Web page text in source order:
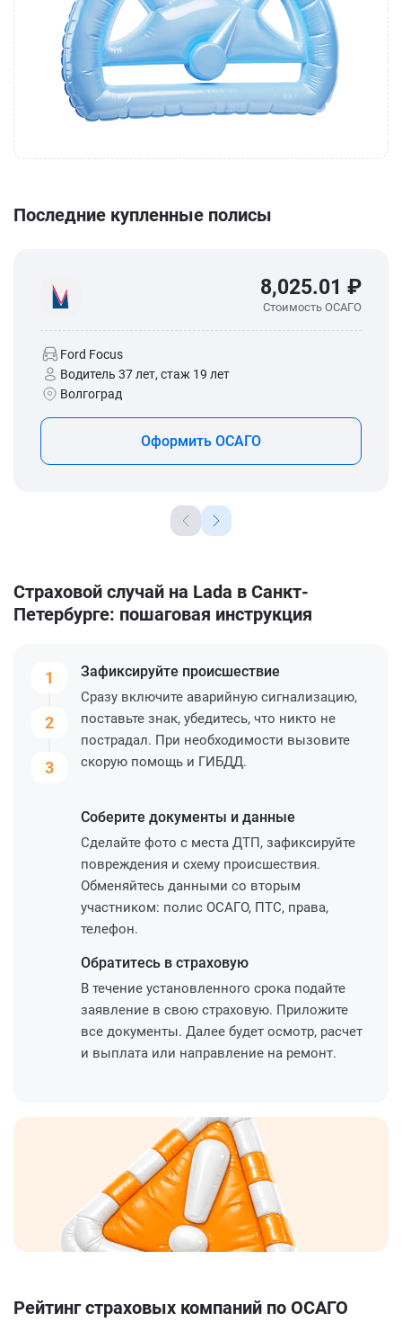
Последние купленные полисы
8,025.01 ₽
Стоимость ОСАГО
Ford Focus
Водитель 37 лет, стаж 19 лет
Волгоград
Оформить ОСАГО
Страховой случай на Lada в Санкт-
Петербурге: пошаговая инструкция
1
2
3
Зафиксируйте происшествие
Сразу включите аварийную сигнализацию,
поставьте знак, убедитесь, что никто не
пострадал. При необходимости вызовите
скорую помощь и ГИБДД.
Соберите документы и данные
Сделайте фото с места ДТП, зафиксируйте
повреждения и схему происшествия.
Обменяйтесь данными со вторым
участником: полис ОСАГО, ПТС, права,
телефон.
Обратитесь в страховую
В течение установленного срока подайте
заявление в свою страховую. Приложите
все документы. Далее будет осмотр, расчет
и выплата или направление на ремонт.
Рейтинг страховых компаний по ОСАГО